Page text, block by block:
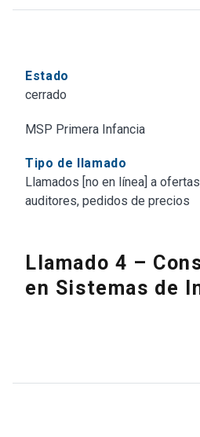
Estado
cerrado
MSP Primera Infancia
Tipo de llamado
Llamados [no en línea] a
auditores, pedidos de precios
Llamado 4 –
en Sistemas de